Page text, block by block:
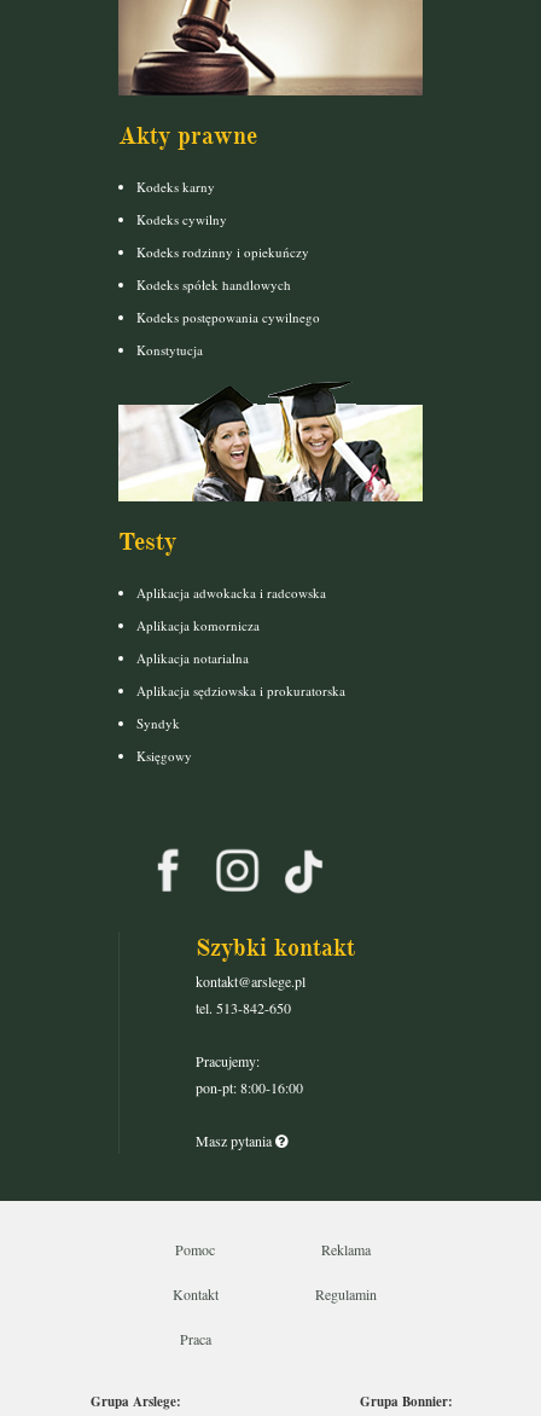
Akty prawne
Kodeks karny
Kodeks cywilny
Kodeks rodzinny i opiekuńczy
Kodeks spółek handlowych
Kodeks postępowania cywilnego
Konstytucja
Testy
Aplikacja adwokacka i radcowska
Aplikacja komornicza
Aplikacja notarialna
Aplikacja sędziowska i prokuratorska
Syndyk
Księgowy
Szybki kontakt
kontakt@arslege.pl
tel. 513-842-650
Pracujemy:
pon-pt: 8:00-16:00
Masz pytania
Pomoc Reklama
Kontakt Regulamin
Praca
Grupa Arslege: Grupa Bonnier: